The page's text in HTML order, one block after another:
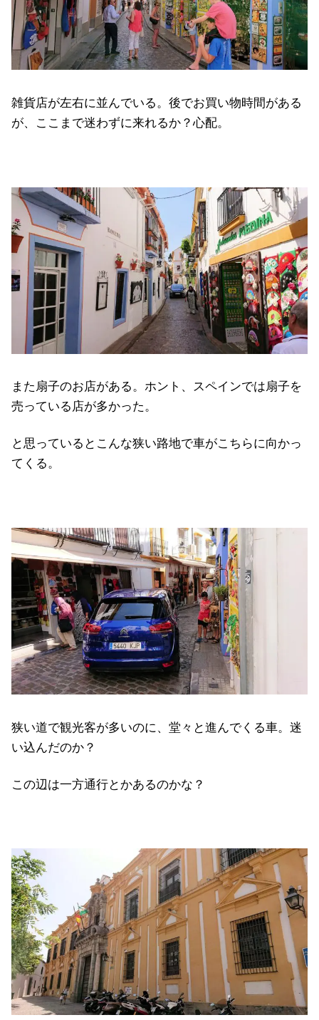
雑貨店が左右に並んでいる。後でお買い物時間がある
が、ここまで迷わずに来れるか？心配。
また扇子のお店がある。ホント、スペインでは扇子を
売っている店が多かった。
と思っているとこんな狭い路地で車がこちらに向かっ
てくる。
狭い道で観光客が多いのに、堂々と進んでくる車。迷
い込んだのか？
この辺は一方通行とかあるのかな？